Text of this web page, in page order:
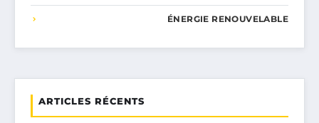
ÉNERGIE RENOUVELABLE
ARTICLES RÉCENTS